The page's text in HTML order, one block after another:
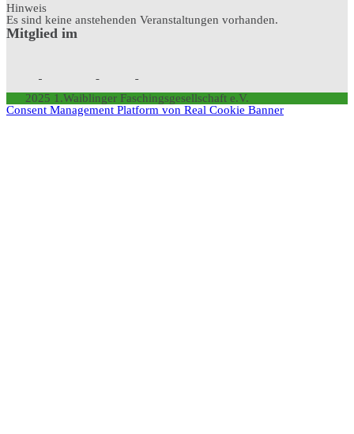
Hinweis
Es sind keine anstehenden Veranstaltungen vorhanden.
Mitglied im
2025 1.Waiblinger Faschingsgesellschaft e.V.
Consent Management Platform von Real Cookie Banner